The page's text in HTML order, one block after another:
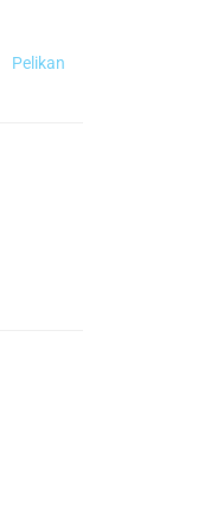
Pelikan